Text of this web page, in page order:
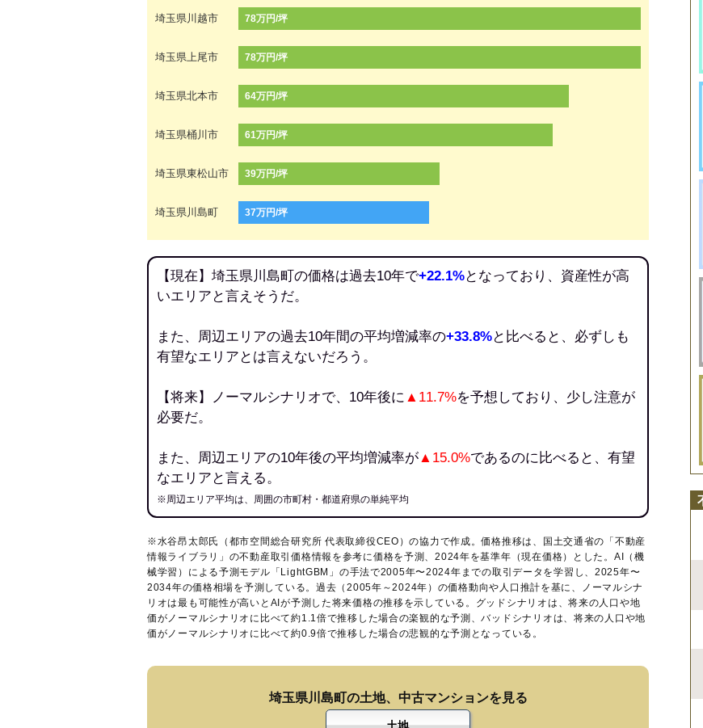
埼玉県川越市 78万円/坪
埼玉県上尾市 78万円/坪
埼玉県北本市 64万円/坪
埼玉県桶川市 61万円/坪
埼玉県東松山市 39万円/坪
埼玉県川島町 37万円/坪
【現在】埼玉県川島町の価格は過去10年で+22.1%となっており、資産性が高
いエリアと言えそうだ。
また、周辺エリアの過去10年間の平均増減率の+33.8%と比べると、必ずしも
有望なエリアとは言えないだろう。
【将来】ノーマルシナリオで、10年後に ▲11.7%を予想しており、少し注意が
必要だ。
また、周辺エリアの10年後の平均増減率が▲15.0%であるのに比べると、有望
なエリアと言える。
※周辺エリア平均は、周囲の市町村・都道府県の単純平均
※水谷昂太郎氏（都市空間総合研究所 代表取締役CEO）の協力で作成。価格推移は、国土交通省の「 不動産
情報ライブラリ 」の不動産取引価格情報を参考に価格を予測、2024年を基準年（現在価格）とした。AI（機
械学習）による予測モデル「LightGBM」の手法で2005年〜2024年までの取引データを学習し、2025年〜
2034年の価格相場を予測している。過去（2005年～2024年）の価格動向や人口推計を基に、ノーマルシナ
リオは最も可能性が高いとAIが予測した将来価格の推移を示している。グッドシナリオは、将来の人口や地
価がノーマルシナリオに比べて約1.1倍で推移した場合の楽観的な予測、バッドシナリオは、将来の人口や地
価がノーマルシナリオに比べて約0.9倍で推移した場合の悲観的な予測となっている。
埼玉県川島町の土地、中古マンションを見る
土地